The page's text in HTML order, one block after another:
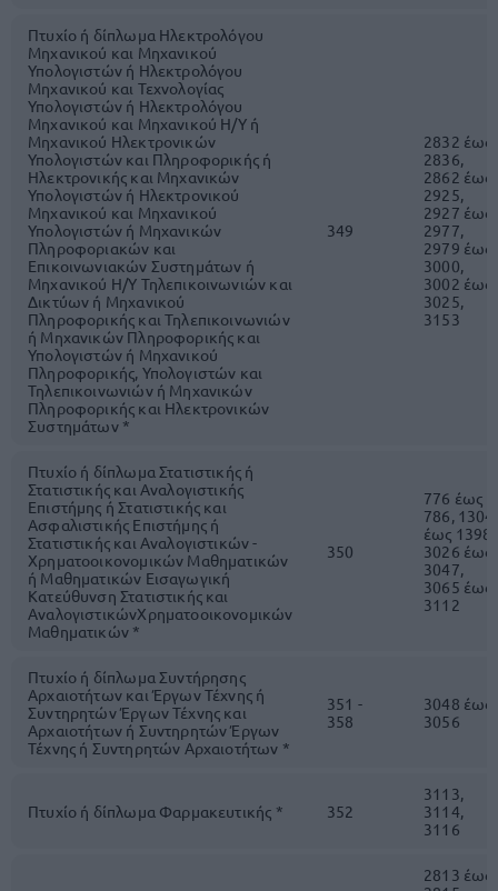
Πτυχίο ή δίπλωμα Ηλεκτρολόγου
Μηχανικού και Μηχανικού
Υπολογιστών ή Ηλεκτρολόγου
Μηχανικού και Τεχνολογίας
Υπολογιστών ή Ηλεκτρολόγου
Μηχανικού και Μηχανικού Η/Υ ή
Μηχανικού Ηλεκτρονικών
Υπολογιστών και Πληροφορικής ή
Ηλεκτρονικής και Μηχανικών
Υπολογιστών ή Ηλεκτρονικού
Μηχανικού και Μηχανικού
Υπολογιστών ή Μηχανικών
Πληροφοριακών και
Επικοινωνιακών Συστημάτων ή
Μηχανικού Η/Υ Τηλεπικοινωνιών και
Δικτύων ή Μηχανικού
Πληροφορικής και Τηλεπικοινωνιών
ή Μηχανικών Πληροφορικής και
Υπολογιστών ή Μηχανικού
Πληροφορικής, Υπολογιστών και
Τηλεπικοινωνιών ή Μηχανικών
Πληροφορικής και Ηλεκτρονικών
Συστημάτων *
349
2832 έως
2836,
2862 έως
2925,
2927 έως
2977,
2979 έως
3000,
3002 έως
3025,
3153
Πτυχίο ή δίπλωμα Στατιστικής ή
Στατιστικής και Αναλογιστικής
Επιστήμης ή Στατιστικής και
Ασφαλιστικής Επιστήμης ή
Στατιστικής και Αναλογιστικών -
Χρηματοοικονομικών Μαθηματικών
ή Μαθηματικών Εισαγωγική
Κατεύθυνση Στατιστικής και
ΑναλογιστικώνΧρηματοοικονομικών
Μαθηματικών *
350
776 έως
786, 1304
έως 1398,
3026 έως
3047,
3065 έως
3112
Πτυχίο ή δίπλωμα Συντήρησης
Αρχαιοτήτων και Έργων Τέχνης ή
Συντηρητών Έργων Τέχνης και
Αρχαιοτήτων ή Συντηρητών Έργων
Τέχνης ή Συντηρητών Αρχαιοτήτων *
351 -
358
3048 έως
3056
Πτυχίο ή δίπλωμα Φαρμακευτικής * 352
3113,
3114,
3116
2813 έως